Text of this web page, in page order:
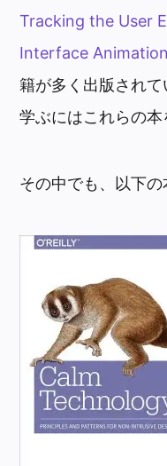
Tracking the User
Interface Animation
籍が多く出版され
学ぶにはこれらの本
その中でも、以下の